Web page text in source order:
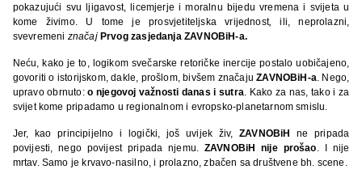
pokazujući svu ljigavost, licemjerje i moralnu bijedu vremena i svijeta u
kome živimo. U tome je prosvjetiteljska vrijednost,
ili, neprolazni,
svevremeni značaj Prvog zasjedanja ZAVNOBiH-a.
Neću, kako je to, logikom svečarske retoričke inercije postalo uobičajeno,
govoriti o istorijskom, dakle, prošlom, bivšem značajuZAVNOBiH-a . Nego,
upravo obrnuto:o njegovoj važnosti danas i sutra . Kako za nas, tako i za
svijet kome pripadamo u regionalnom i evropsko-planetarnom smislu.
Jer, kao principijelno i logički, još uvijek živ,ZAVNOBiH
ne pripada
povijesti, nego povijest pripada njemu. ZAVNOBiH nije prošao . I nije
mrtav. Samo je krvavo-nasilno, i prolazno, zbačen sa društvene bh. scene.